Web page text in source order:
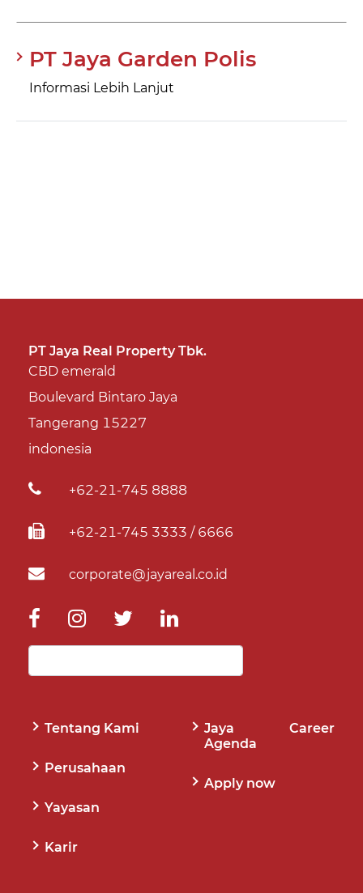
PT Jaya Garden Polis
Informasi Lebih Lanjut
PT Jaya Real Property Tbk.
CBD emerald
Boulevard Bintaro Jaya
Tangerang 15227
indonesia
+62-21-745 8888
+62-21-745 3333 / 6666
corporate@jayareal.co.id
Tentang Kami
Perusahaan
Yayasan
Karir
Jaya Career
Agenda
Apply now